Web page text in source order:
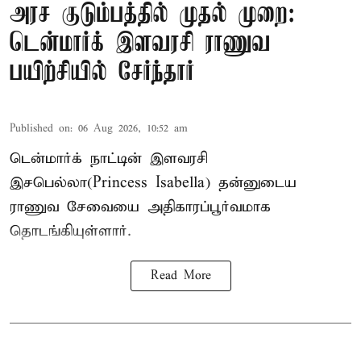
அரச குடும்பத்தில் முதல் முறை:
டென்மார்க் இளவரசி ராணுவ
பயிற்சியில் சேர்ந்தார்
Published on: 06 Aug 2026, 10:52 am
டென்மார்க் நாட்டின் இளவரசி
இசபெல்லா(Princess Isabella) தன்னுடைய
ராணுவ சேவையை அதிகாரப்பூர்வமாக
தொடங்கியுள்ளார்.
Read More